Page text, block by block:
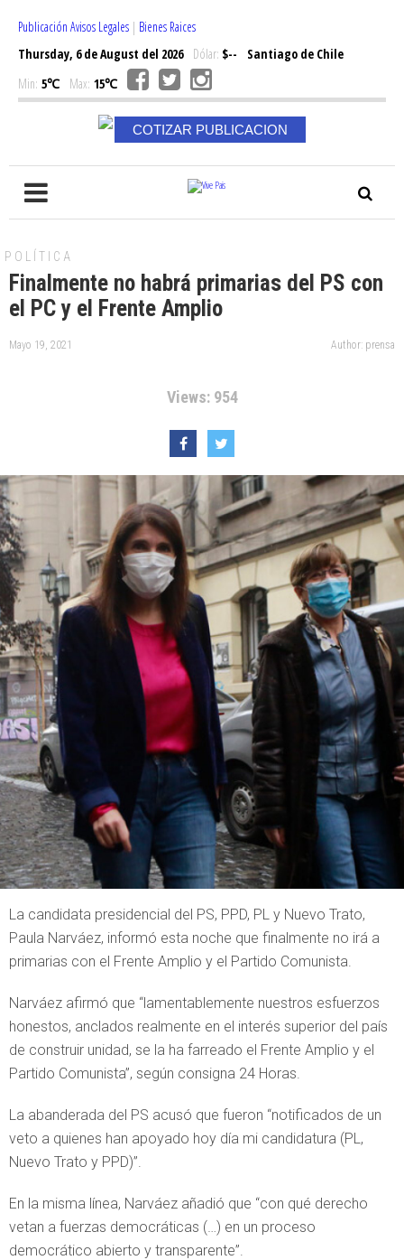
Publicación Avisos Legales | Bienes Raices
Thursday, 6 de August del 2026Dólar: $--
Santiago de Chile
Min: 5℃ Max: 15℃
COTIZAR PUBLICACION
POLÍTICA
Finalmente no habrá primarias del PS con
el PC y el Frente Amplio
Mayo 19, 2021 Author: prensa
Views: 954
La candidata presidencial del PS, PPD, PL y Nuevo Trato,
Paula Narváez, informó esta noche que finalmente no irá a
primarias con el Frente Amplio y el Partido Comunista.
Narváez afirmó que “lamentablemente nuestros esfuerzos
honestos, anclados realmente en el interés superior del país
de construir unidad, se la ha farreado el Frente Amplio y el
Partido Comunista”, según consigna 24 Horas.
La abanderada del PS acusó que fueron “notificados de un
veto a quienes han apoyado hoy día mi candidatura (PL,
Nuevo Trato y PPD)”.
En la misma línea, Narváez añadió que “con qué derecho
vetan a fuerzas democráticas (…) en un proceso
democrático abierto y transparente”.